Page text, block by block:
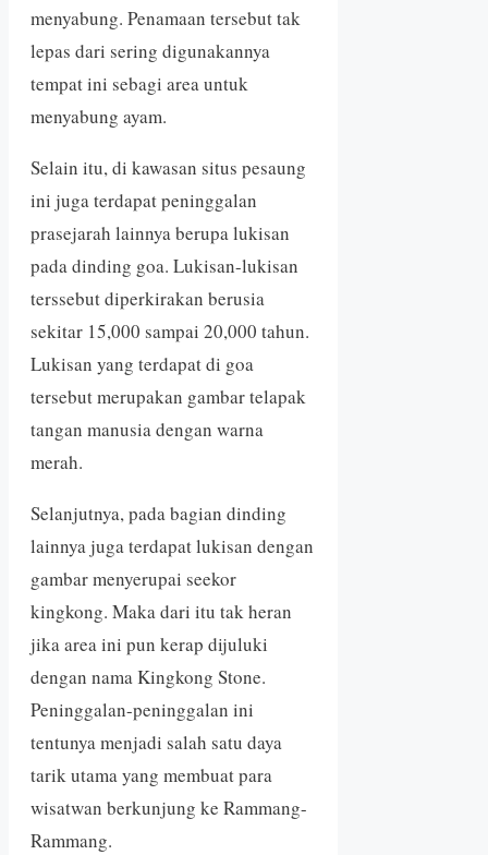
menyabung. Penamaan tersebut tak
lepas dari sering digunakannya
tempat ini sebagi area untuk
menyabung ayam.
Selain itu, di kawasan situs pesaung
ini juga terdapat peninggalan
prasejarah lainnya berupa lukisan
pada dinding goa. Lukisan-lukisan
terssebut diperkirakan berusia
sekitar 15,000 sampai 20,000 tahun.
Lukisan yang terdapat di goa
tersebut merupakan gambar telapak
tangan manusia dengan warna
merah.
Selanjutnya, pada bagian dinding
lainnya juga terdapat lukisan dengan
gambar menyerupai seekor
kingkong. Maka dari itu tak heran
jika area ini pun kerap dijuluki
dengan nama Kingkong Stone.
Peninggalan-peninggalan ini
tentunya menjadi salah satu daya
tarik utama yang membuat para
wisatwan berkunjung ke Rammang-
Rammang.